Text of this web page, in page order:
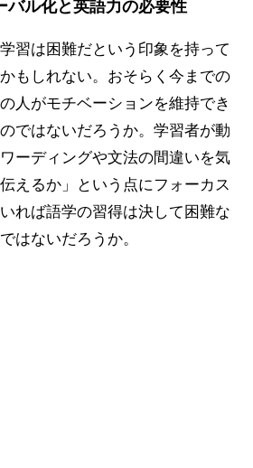
バル化と英語力の必要性
習は困難だという印象を持って
もしれない。おそらく今までの
人がモチベーションを維持でき
ではないだろうか。学習者が動
ーディングや文法の間違いを気
えるか」という点にフォーカス
れば語学の習得は決して困難な
はないだろうか。